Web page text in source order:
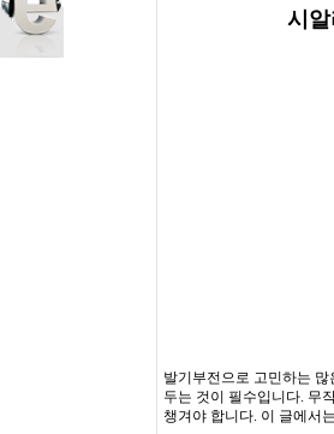
시
발기부전으로 고민하는
두는 것이 필수입니다. 무
챙겨야 합니다. 이 글에서